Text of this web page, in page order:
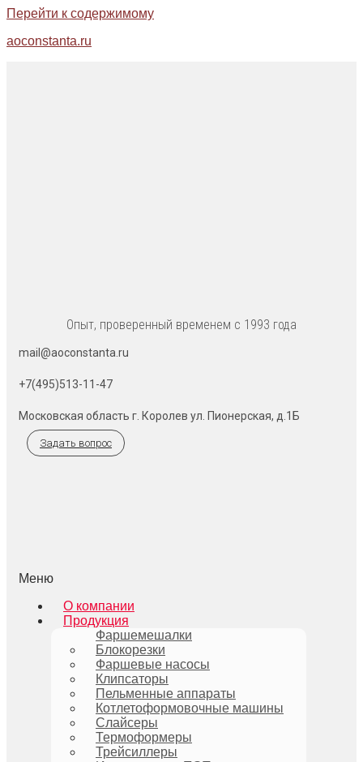
Перейти к содержимому
aoconstanta.ru
Опыт, проверенный временем с 1993 года
mail@aoconstanta.ru
+7(495)513-11-47
Московская область г. Королев ул. Пионерская, д.1Б
Задать вопрос
Меню
О компании
Продукция
Фаршемешалки
Блокорезки
Фаршевые насосы
Клипсаторы
Пельменные аппараты
Котлетоформовочные машины
Слайсеры
Термоформеры
Трейсиллеры